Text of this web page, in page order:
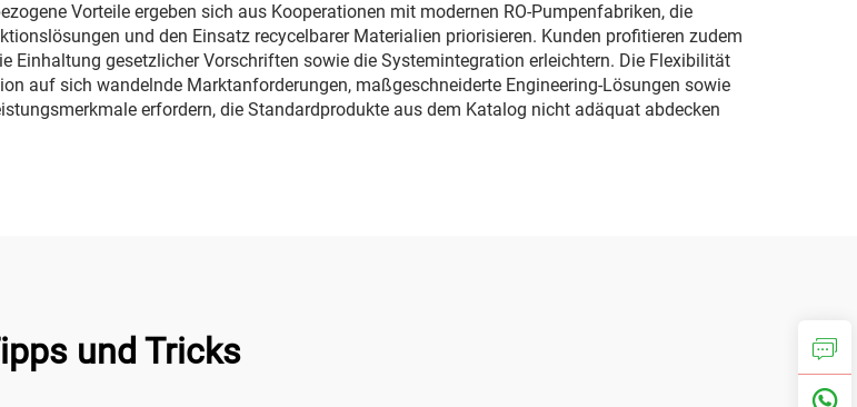
Vorteile ergeben sich aus Kooperationen mit modernen RO-Pumpenfabriken, die
und den Einsatz recycelbarer Materialien priorisieren. Kunden profitieren zudem
Einhaltung gesetzlicher Vorschriften sowie die Systemintegration erleichtern. Die Flexibilität
auf sich wandelnde Marktanforderungen, maßgeschneiderte Engineering-Lösungen sowie
erfordern, die Standardprodukte aus dem Katalog nicht adäquat abdecken
und Tricks